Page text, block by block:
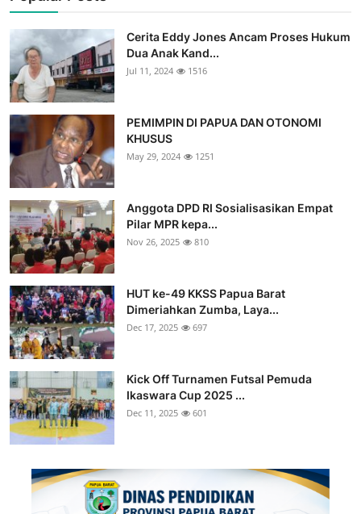
Cerita Eddy Jones Ancam Proses Hukum
Dua Anak Kand...
Jul 11, 2024 1516
PEMIMPIN DI PAPUA DAN OTONOMI
KHUSUS
May 29, 2024 1251
Anggota DPD RI Sosialisasikan Empat
Pilar MPR kepa...
Nov 26, 2025 810
HUT ke-49 KKSS Papua Barat
Dimeriahkan Zumba, Laya...
Dec 17, 2025 697
Kick Off Turnamen Futsal Pemuda
Ikaswara Cup 2025 ...
Dec 11, 2025 601